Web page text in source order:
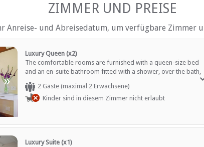
Rauchen: nicht erlaubt
Tee- und
DEM GELÄNDE
Parkplatz (abseits
Rezeption
Rauchen: in
ZIMMER UND PREISE
Anreise- und Abreisedatum, um verfügbare Zimmer
»
Luxury Queen (x2)
The comfortable rooms are furnished with a queen-size bed
and an en-suite bathroom fitted with a shower, over the bath,
toilet and basin. The room has aircon, a TV with DStv, Wi-Fi
tea / coffee making facilities.
2 Gäste (maximal 2 Erwachsene)
Kinder sind in diesem Zimmer nicht erlaubt
Luxury Suite (x1)